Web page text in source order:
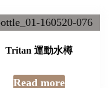
Tritan 運動水樽
Read more